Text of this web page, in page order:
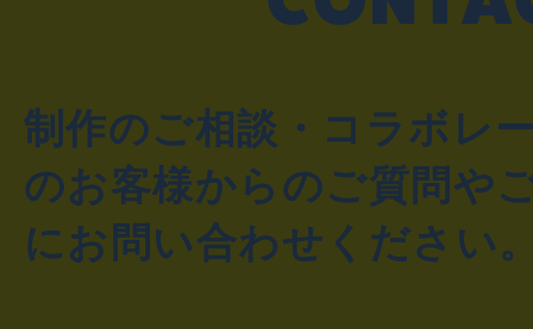
制作のご相談・コラボレ
のお客様からのご質問や
にお問い合わせください